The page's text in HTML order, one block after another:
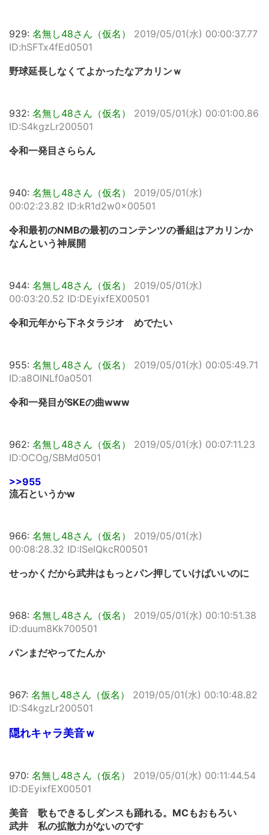
929: 名無し48さん（仮名）
2019/05/01(水) 00:00:37.77
ID:hSFTx4fEd0501
野球延長しなくてよかったなアカリンｗ
932: 名無し48さん（仮名）
2019/05/01(水) 00:01:00.86
ID:S4kgzLr200501
令和一発目さららん
940: 名無し48さん（仮名）
2019/05/01(水)
00:02:23.82 ID:kR1d2w0x00501
令和最初のNMBの最初のコンテンツの番組はアカリンか
なんという神展開
944: 名無し48さん（仮名）
2019/05/01(水)
00:03:20.52 ID:DEyixfEX00501
令和元年から下ネタラジオ めでたい
955: 名無し48さん（仮名）
2019/05/01(水) 00:05:49.71
ID:a8OINLf0a0501
令和一発目がSKEの曲www
962: 名無し48さん（仮名）
2019/05/01(水) 00:07:11.23
ID:OCOg/SBMd0501
>>955
流石というかw
966: 名無し48さん（仮名）
2019/05/01(水)
00:08:28.32 ID:ISeIQkcR00501
せっかくだから武井はもっとパン押していけばいいのに
968: 名無し48さん（仮名）
2019/05/01(水) 00:10:51.38
ID:duum8Kk700501
パンまだやってたんか
967: 名無し48さん（仮名）
2019/05/01(水) 00:10:48.82
ID:S4kgzLr200501
隠れキャラ美音ｗ
970: 名無し48さん（仮名）
2019/05/01(水) 00:11:44.54
ID:DEyixfEX00501
美音 歌もできるしダンスも踊れる。MCもおもろい
武井 私の拡散力がないのです